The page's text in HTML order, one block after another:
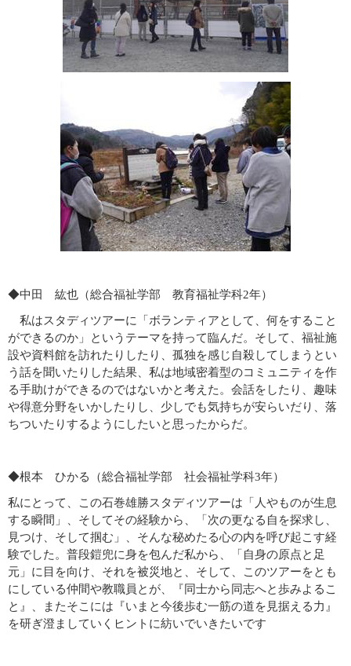
◆中田 紘也（総合福祉学部 教育福祉学科2年）
私はスタディツアーに「ボランティアとして、何をすること
ができるのか」というテーマを持って臨んだ。そして、福祉施
設や資料館を訪れたりしたり、孤独を感じ自殺してしまうとい
う話を聞いたりした結果、私は地域密着型のコミュニティを作
る手助けができるのではないかと考えた。会話をしたり、趣味
や得意分野をいかしたりし、少しでも気持ちが安らいだり、落
ちついたりするようにしたいと思ったからだ。
◆根本 ひかる（総合福祉学部 社会福祉学科3年）
私にとって、この石巻雄勝スタディツアーは「人やものが生息
する瞬間」、そしてその経験から、「次の更なる自を探求し、
見つけ、そして掴む」、そんな秘めたる心の内を呼び起こす経
験でした。普段鎧兜に身を包んだ私から、「自身の原点と足
元」に目を向け、それを被災地と、そして、このツアーをとも
にしている仲間や教職員とが、『同士から同志へと歩みよるこ
と』、またそこには『いまと今後歩む一筋の道を見据える力』
を研ぎ澄ましていくヒントに紡いでいきたいです